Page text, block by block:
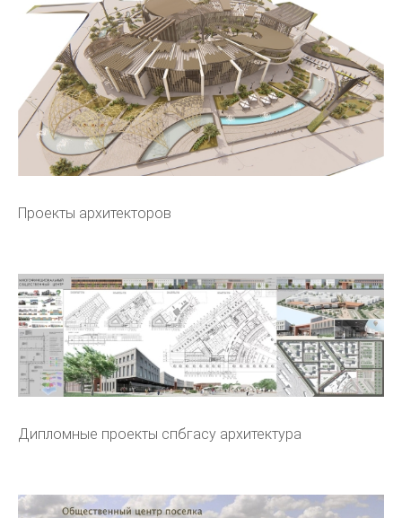
Проекты архитекторов
Дипломные проекты спбгасу архитектура